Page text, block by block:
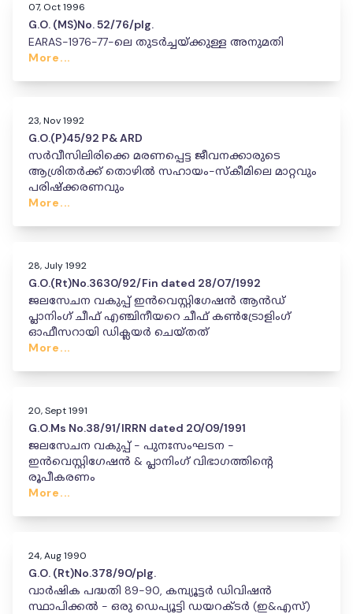
07, Oct 1996
G.O. (MS)No. 52/76/plg.
EARAS-1976-77-ലെ തുടർച്ചയ്ക്കുള്ള അനുമതി
More...
23, Nov 1992
G.O.(P)45/92 P& ARD
സർവീസിലിരിക്കെ മരണപ്പെട്ട ജീവനക്കാരുടെ
ആശ്രിതർക്ക് തൊഴിൽ സഹായം-സ്കീമിലെ മാറ്റവും
പരിഷ്ക്കരണവും
More...
28, July 1992
G.O.(Rt)No.3630/92/Fin dated 28/07/1992
ജലസേചന വകുപ്പ് ഇൻവെസ്റ്റിഗേഷൻ ആൻഡ്
പ്ലാനിംഗ് ചീഫ് എഞ്ചിനീയറെ ചീഫ് കൺട്രോളിംഗ്
ഓഫീസറായി ഡിക്ലയർ ചെയ്തത്
More...
20, Sept 1991
G.O.Ms No.38/91/IRRN dated 20/09/1991
ജലസേചന വകുപ്പ് - പുനഃസംഘടന -
ഇൻവെസ്റ്റിഗേഷൻ & പ്ലാനിംഗ് വിഭാഗത്തിന്റെ
രൂപീകരണം
More...
24, Aug 1990
G.O. (Rt)No.378/90/plg.
വാർഷിക പദ്ധതി 89-90, കമ്പ്യൂട്ടർ ഡിവിഷൻ
സ്ഥാപിക്കൽ - ഒരു ഡെപ്യൂട്ടി ഡയറക്ടർ (ഇ&എസ്)